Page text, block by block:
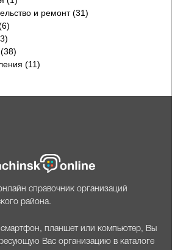
и ремонт (31)
(11)
справочник организаций
района.
смартфон, планшет или компьютер, Вы
Вас организацию в каталоге